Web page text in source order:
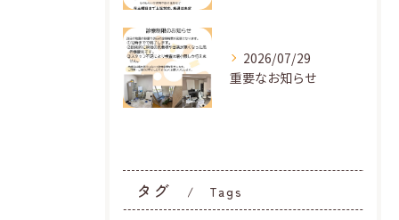
2026/07/29
重要なお知らせ
タグ Tags